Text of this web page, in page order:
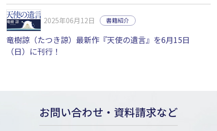
2025年06月12日 書籍紹介
竜樹諒（たつき諒）最新作『天使の遺言』を6月15日
（日）に刊行！
お問い合わせ・資料請求など